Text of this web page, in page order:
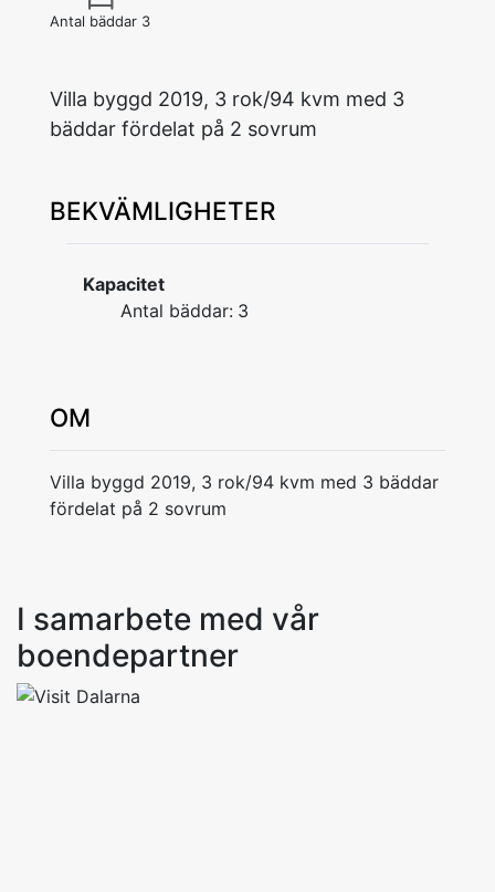
Antal bäddar 3
Villa byggd 2019, 3 rok/94 kvm med 3
bäddar fördelat på 2 sovrum
BEKVÄMLIGHETER
Kapacitet
Antal bäddar: 3
OM
Villa byggd 2019, 3 rok/94 kvm med 3 bäddar
fördelat på 2 sovrum
I samarbete med vår
boendepartner